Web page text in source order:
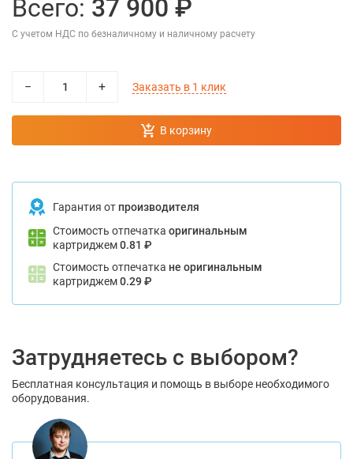
Всего: 37 900 ₽
С учетом НДС по безналичному и наличному расчету
− + Заказать в 1 клик
В корзину
Гарантия от производителя
Стоимость отпечатка оригинальным
картриджем0.81 ₽
Стоимость отпечатка не оригинальным
картриджем0.29 ₽
Затрудняетесь с выбором?
Бесплатная консультация и помощь в выборе необходимого
оборудования.